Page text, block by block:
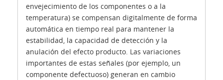
envejecimiento de los componentes o a la
temperatura) se compensan digitalmente de forma
automática en tiempo real para mantener la
estabilidad, la capacidad de detección y la
anulación del efecto producto. Las variaciones
importantes de estas señales (por ejemplo, un
componente defectuoso) generan en cambio